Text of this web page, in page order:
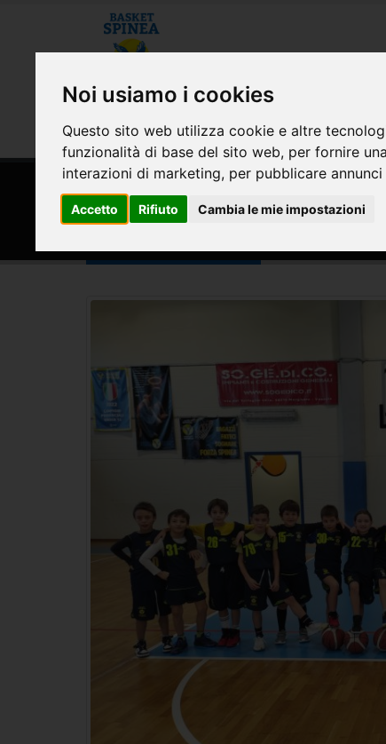
Noi usiamo i cookies
Questo sito web utilizza cookie e altre
funzionalità di base del sito web, per fornire
interazioni di marketing, per pubblicare
Accetto Rifiuto Cambia le mie impostazioni
CHI SIAMO
AREA RISERVATA
HOME
Scoiattoli 2017